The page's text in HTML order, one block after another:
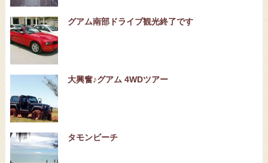
グアム南部ドライブ観光終了です
大興奮♪グアム 4WDツアー
タモンビーチ